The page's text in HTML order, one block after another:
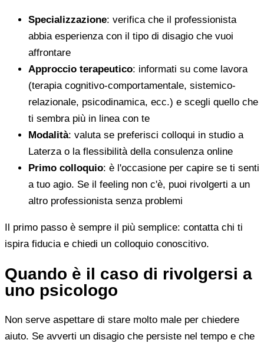
Specializzazione: verifica che il professionista
abbia esperienza con il tipo di disagio che vuoi
affrontare
Approccio terapeutico: informati su come lavora
(terapia cognitivo-comportamentale, sistemico-
relazionale, psicodinamica, ecc.) e scegli quello che
ti sembra più in linea con te
Modalità: valuta se preferisci colloqui in studio a
Laterza o la flessibilità della consulenza online
Primo colloquio: è l'occasione per capire se ti senti
a tuo agio. Se il feeling non c'è, puoi rivolgerti a un
altro professionista senza problemi
Il primo passo è sempre il più semplice: contatta chi ti
ispira fiducia e chiedi un colloquio conoscitivo.
Quando è il caso di rivolgersi a
uno psicologo
Non serve aspettare di stare molto male per chiedere
aiuto. Se avverti un disagio che persiste nel tempo e che